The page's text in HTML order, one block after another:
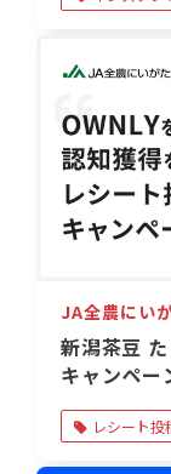
JA全農にい
新潟茶豆
キャンペー
レシート投